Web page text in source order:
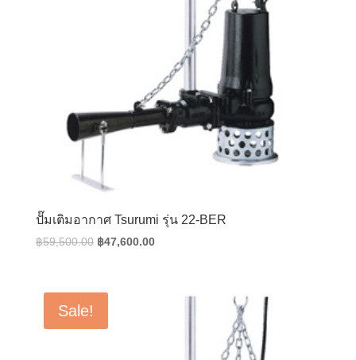
ปั๊มเติมอากาศ Tsurumi รุ่น 22-BER
฿59,500.00 Original
฿59,500.00.
฿47,600.00Current
฿47,600.00.
Sale!